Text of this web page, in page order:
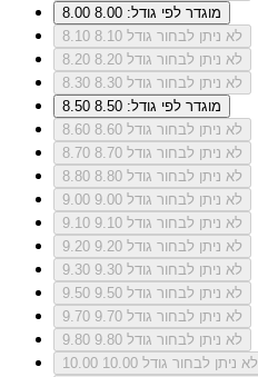
8.00
מוגדר לפי גודל: 8.00
8.10
לא ניתן לבחור גודל 8.10
8.20
לא ניתן לבחור גודל 8.20
8.30
לא ניתן לבחור גודל 8.30
8.50
מוגדר לפי גודל: 8.50
8.60
לא ניתן לבחור גודל 8.60
8.70
לא ניתן לבחור גודל 8.70
8.80
לא ניתן לבחור גודל 8.80
9.00
לא ניתן לבחור גודל 9.00
9.10
לא ניתן לבחור גודל 9.10
9.20
לא ניתן לבחור גודל 9.20
9.30
לא ניתן לבחור גודל 9.30
9.50
לא ניתן לבחור גודל 9.50
9.70
לא ניתן לבחור גודל 9.70
9.80
לא ניתן לבחור גודל 9.80
10.00
לא ניתן לבחור גודל 10.00